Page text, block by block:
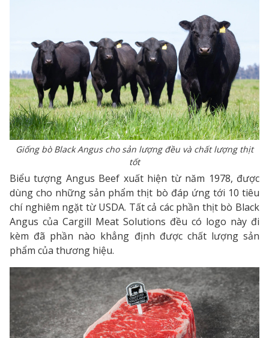
Giống bò Black Angus cho sản lượng đều và chất lượng thịt
tốt
Biểu tượng Angus Beef xuất hiện từ năm 1978, được
dùng cho những sản phẩm thịt bò đáp ứng tới 10 tiêu
chí nghiêm ngặt từ USDA. Tất cả các phần thịt bò Black
Angus của Cargill Meat Solutions đều có logo này đi
kèm đã phần nào khẳng định được chất lượng sản
phẩm của thương hiệu.